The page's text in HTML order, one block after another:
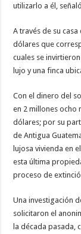
utilizarlo a él,
A través de su
dólares que
cuales se
lujo y una finca
Con el dinero del
en 2 millones ocho
dólares; por su
de Antigua
lujosa vivienda en
esta última
proceso de
Una investigación
solicitaron el
la década pasada,